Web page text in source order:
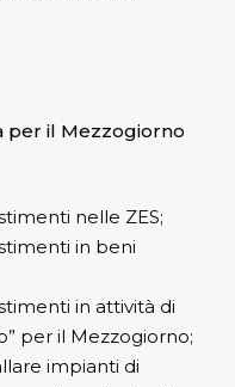
per il Mezzogiorno
nelle ZES;
in beni
in attività di
per il Mezzogiorno;
impianti di